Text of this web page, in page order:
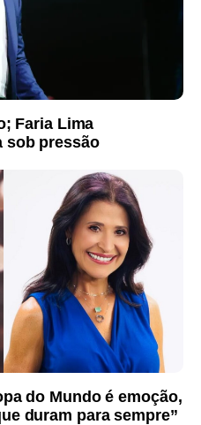
Faria Lima
sob pressão
do Mundo é emoção,
duram para sempre”